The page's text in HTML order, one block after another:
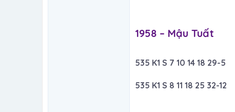
1958 – Mậu Tuất​
535 K1 S 7 10 14 18 29-5
535 K1 S 8 11 18 25 32-12